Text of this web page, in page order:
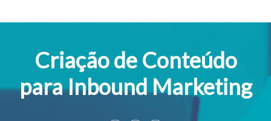
Criação de Conteúdo
para Inbound Marketing